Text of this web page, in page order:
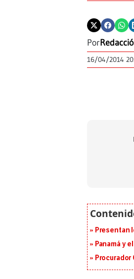
Por
16/04/2014
Presentan
Panamá y